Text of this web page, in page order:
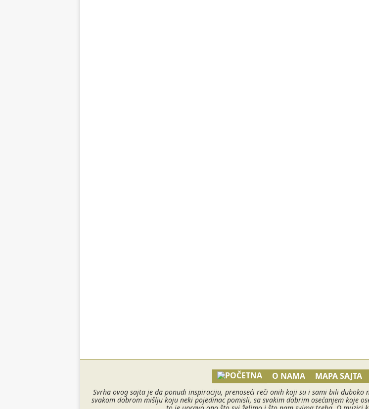
O NAMA MAPA SAJTA
Svrha ovog sajta je da ponudi inspiraciju, prenoseći reči onih koji su i sami bili
svakom dobrom mišlju koju neki pojedinac pomisli, sa svakim dobrim osećanjem koje